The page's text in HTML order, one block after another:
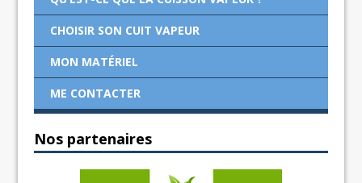
CHOISIR SON CUIT VAPEUR
MON MATÉRIEL
ME CONTACTER
Nos partenaires